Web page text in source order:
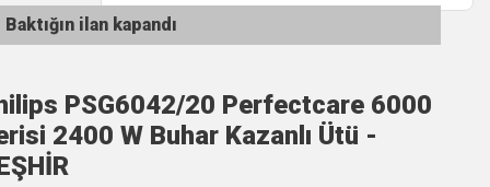
Baktığın ilan kapandı
PSG6042/20 Perfectcare 6000
2400 W Buhar Kazanlı Ütü -